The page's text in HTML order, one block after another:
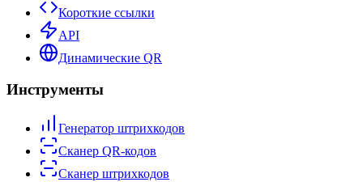
Короткие ссылки
API
Динамические QR
Инструменты
Генератор штрихкодов
Сканер QR-кодов
Сканер штрихкодов